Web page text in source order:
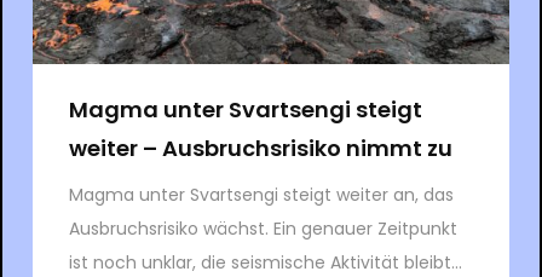
Magma unter Svartsengi steigt
weiter – Ausbruchsrisiko nimmt zu
Magma unter Svartsengi steigt weiter an, das
Ausbruchsrisiko wächst. Ein genauer Zeitpunkt
ist noch unklar, die seismische Aktivität bleibt...